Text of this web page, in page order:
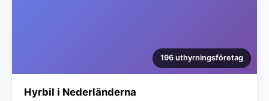
196 uthyrningsföretag
Hyrbil i Nederländerna